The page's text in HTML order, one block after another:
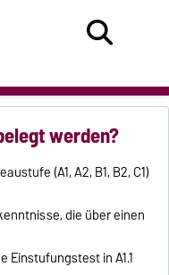
werden?
(A1, A2, B1, B2, C1)
die über einen
in A1.1